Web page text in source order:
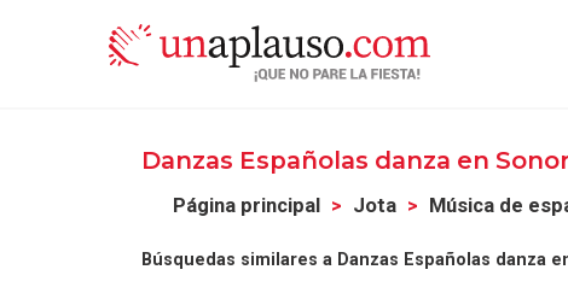
Danzas Españolas danza en
Página principal Jota Música de
Búsquedas similares a Danzas Españolas danza